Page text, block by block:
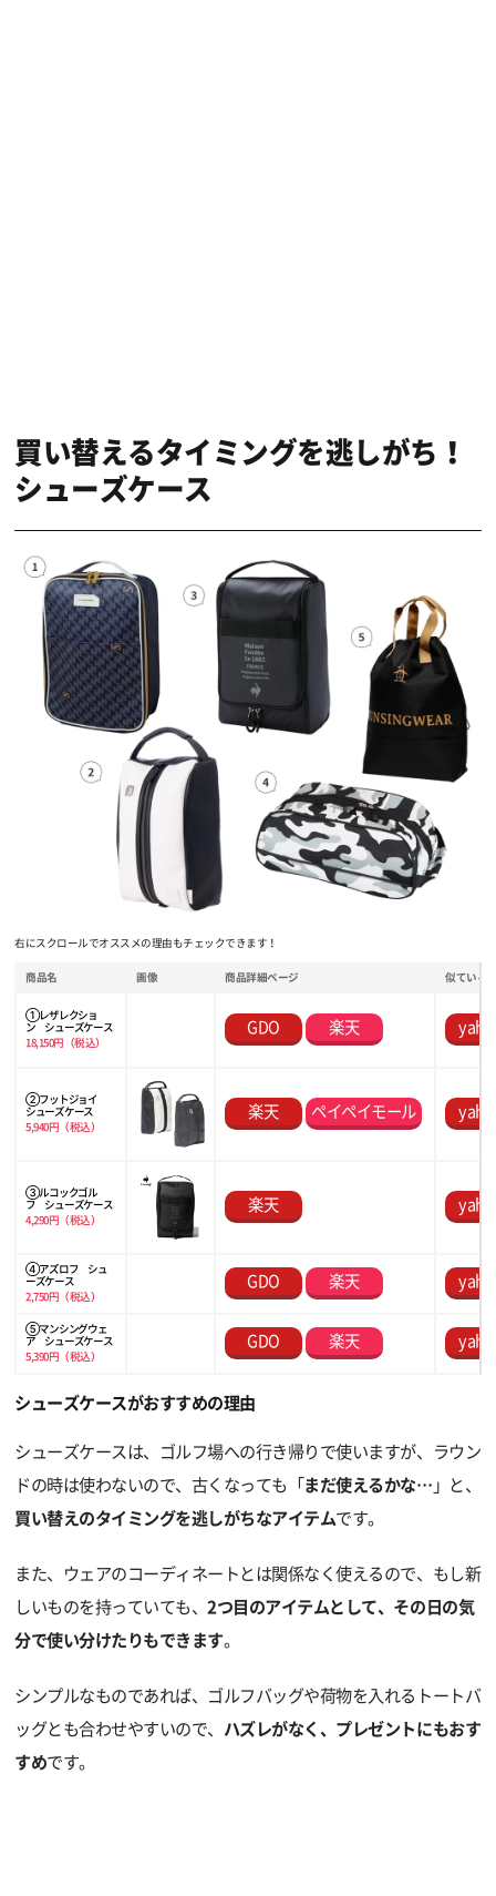
買い替えるタイミングを逃しがち！
シューズケース
右にスクロールでオススメの理由もチェックできます！
商品名 画像 商品詳細ページ 似ている
① レザレクショ
ン シューズケース
18,150円（税込）
GDO 楽天
② フットジョイ
シューズケース
5,940円（税込）
楽天 ペイペイモール
③ ルコックゴル
フ シューズケース
4,290円（税込）
楽天
④ アズロフ シュ
ーズケース
2,750円（税込）
GDO 楽天
⑤ マンシングウェ
ア シューズケース
5,390円（税込）
GDO 楽天
シューズケースがおすすめの理由
シューズケースは、ゴルフ場への行き帰りで使いますが、ラウン
ドの時は使わないので、古くなっても「 まだ使えるかな… 」と、
買い替えのタイミングを逃しがちなアイテムです。
また、ウェアのコーディネートとは関係なく使えるので、もし新
しいものを持っていても、2つ目のアイテムとして、その日の気
分で使い分けたりもできます。
シンプルなものであれば、ゴルフバッグや荷物を入れるトートバ
ッグとも合わせやすいので、 ハズレがなく、プレゼントにもおす
すめです。